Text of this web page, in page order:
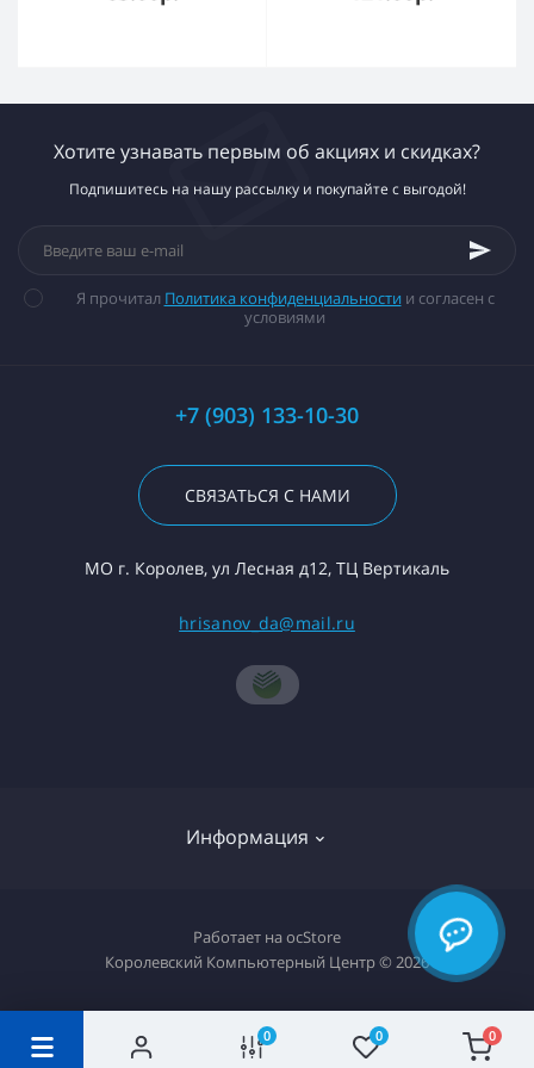
0 0 0
Хотите узнавать первым об акциях и скидках?
Подпишитесь на нашу рассылку и покупайте с выгодой!
Я прочитал Политика конфиденциальности и согласен с
условиями
+7 (903) 133-10-30
СВЯЗАТЬСЯ С НАМИ
МО г. Королев, ул Лесная д12, ТЦ Вертикаль
hrisanov_da@mail.ru
Информация
О компании
Доставка товара
Политика конфиденциальности
Гарантия
Работает на ocStore
Королевский Компьютерный Центр © 2026